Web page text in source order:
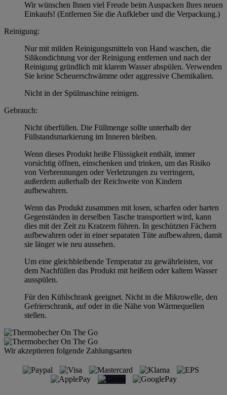
Wir wünschen Ihnen viel Freude beim Auspacken Ihres neuen
Einkaufs! (Entfernen Sie die Aufkleber und die Verpackung.)
Reinigung:
Nur mit milden Reinigungsmitteln von Hand waschen, die
Silikondichtung vor der Reinigung entfernen und nach der
Reinigung gründlich mit klarem Wasser abspülen. Verwenden
Sie keine Scheuerschwämme oder aggressive Chemikalien.
Nicht in der Spülmaschine reinigen.
Gebrauch:
Nicht überfüllen. Die Füllmenge sollte unterhalb der
Füllstandsmarkierung im Inneren bleiben.
Wenn dieses Produkt heiße Flüssigkeit enthält, immer
vorsichtig öffnen, einschenken und trinken, um das Risiko
von Verbrennungen oder Verletzungen zu verringern,
außerdem außerhalb der Reichweite von Kindern
aufbewahren.
Wenn das Produkt zusammen mit losen, scharfen oder harten
Gegenständen in derselben Tasche transportiert wird, kann
dies mit der Zeit zu Kratzern führen. In geschützten Fächern
aufbewahren oder in einer separaten Tüte aufbewahren, damit
sie länger wie neu aussehen.
Um eine gleichbleibende Temperatur zu gewährleisten, vor
dem Nachfüllen das Produkt mit heißem oder kaltem Wasser
ausspülen.
Für den Kühlschrank geeignet. Nicht in die Mikrowelle, den
Gefrierschrank, auf oder in die Nähe von Wärmequellen
stellen.
Wir akzeptieren folgende Zahlungsarten